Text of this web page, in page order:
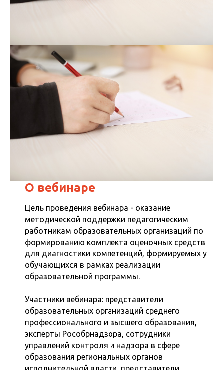
О вебинаре
Цель проведения вебинара - оказание
методической поддержки педагогическим
работникам образовательных организаций по
формированию комплекта оценочных средств
для диагностики компетенций, формируемых у
обучающихся в рамках реализации
образовательной программы.
Участники вебинара: представители
образовательных организаций среднего
профессионального и высшего образования,
эксперты Рособрнадзора, сотрудники
управлений контроля и надзора в сфере
образования региональных органов
исполнительной власти, представители